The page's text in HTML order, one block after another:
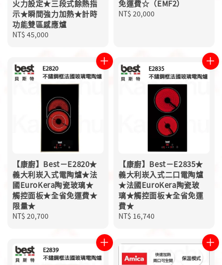
火力設定★三段式餘熱指
示★瞬間強力加熱★計時
功能雙區感應爐
Regular
NT$ 45,000
免運費☆（EMF2）
Regular
NT$ 20,000
【康廚】Best－E2820★
義大利崁入式電陶爐★法
國EuroKera陶瓷玻璃★
觸控面板★全省免運費★
限量★
Regular
NT$ 20,700
【康廚】Best－E2835★
義大利崁入式二口電陶爐
★法國EuroKera陶瓷玻
璃★觸控面板★全省免運
費★
Regular
NT$ 16,740